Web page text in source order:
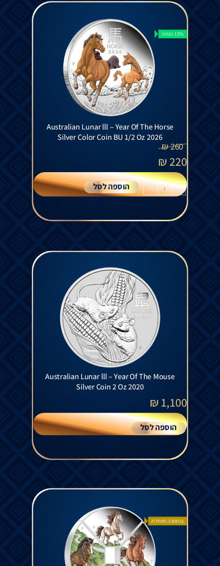
15% הנחה
Australian Lunar lll – Year Of The Horse
Silver Color Coin BU 1/2 Oz 2026
260
₪
220
₪
-
+ הוספה לסל
Australian Lunar lll – Year Of The Mouse
Silver Coin 2 Oz 2020
1,100
₪
הוספה לסל
בהזמנה מיוחדת